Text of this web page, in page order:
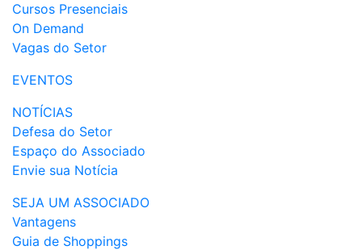
Cursos Presenciais
On Demand
Vagas do Setor
EVENTOS
NOTÍCIAS
Defesa do Setor
Espaço do Associado
Envie sua Notícia
SEJA UM ASSOCIADO
Vantagens
Guia de Shoppings